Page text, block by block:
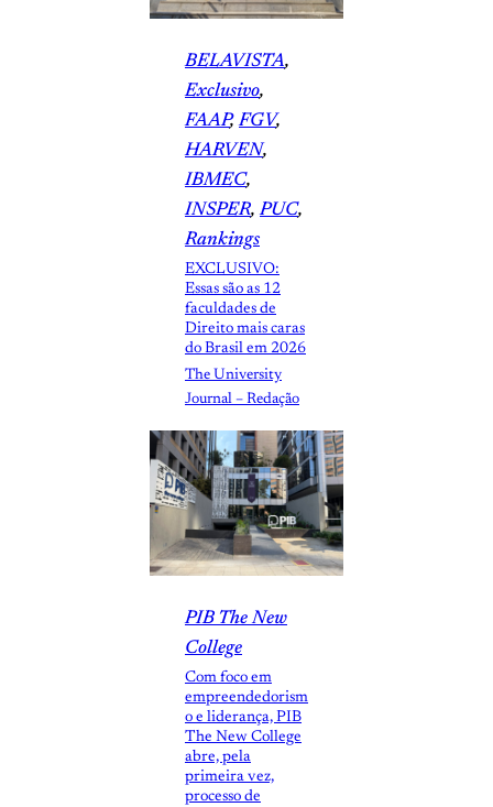
BELAVISTA
Exclusivo
FAAP, FGV
HARVEN
IBMEC
INSPER, PUC
Rankings
EXCLUSIVO:
Essas são as 12
faculdades de
Direito mais caras
do Brasil em 2026
The University
Journal – Redação
PIB The New
College
Com foco em
empreendedorism
o e liderança, PIB
The New College
abre, pela
primeira vez,
processo de